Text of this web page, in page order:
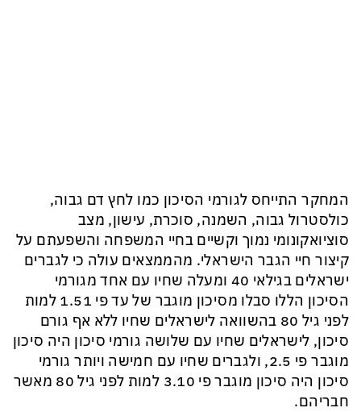
המחקר התייחס לגורמי הסיכון כמו לחץ דם גבוה,
כולסטרול גבוה, השמנה, סוכרת, עישון, מצב
סוציואקונומי נמוך וקשיים בחיי המשפחה והשפעתם על
קיצור חיי הגבר הישראלי. מהממצאים עולה כי לגברים
ישראלים בגילאי 40
ומעלה שחיו עם אחד מגורמי
הסיכון הללו סבלו מסיכון מוגבר של עד פי 1.5 1
למות
לפני גיל 80 בהשוואה לישראלים שחיו ללא אף
גורם
סיכון, לישראלים שחיו עם שלושה גורמי סיכון היה סיכון
מוגבר פי 2.5
, ולגברים שחיו עם חמישה ויותר גורמי
סיכון היה סיכון מוגבר פי 3. 10
למות לפני גיל 80 מאשר
חבריהם.